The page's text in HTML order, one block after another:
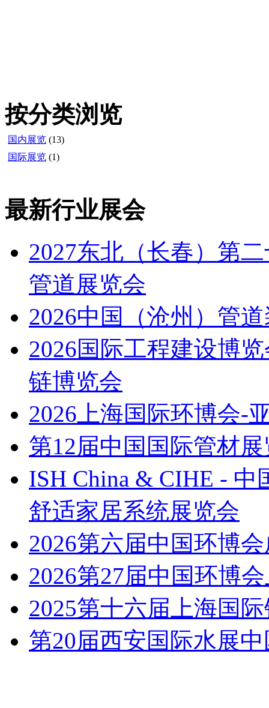
按分类浏览
国内展览 (13)
国际展览 (1)
最新行业展会
2027东北（长春）第
管道展览会
2026中国（沧州）管
2026国际工程建设博
链博览会
2026上海国际环博会-
第12届中国国际管材
ISH China & CIHE -
舒适家居系统展览会
2026第六届中国环博
2026第27届中国环博
2025第十六届上海国
第20届西安国际水展